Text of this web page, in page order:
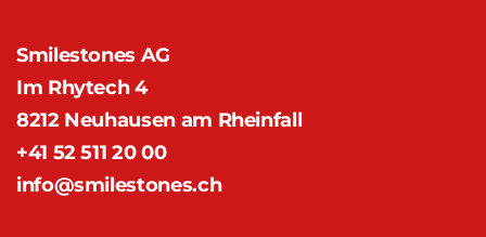
Smilestones AG
Im Rhytech 4
8212 Neuhausen am Rheinfall
+41 52 511 20 00
info@smilestones.ch